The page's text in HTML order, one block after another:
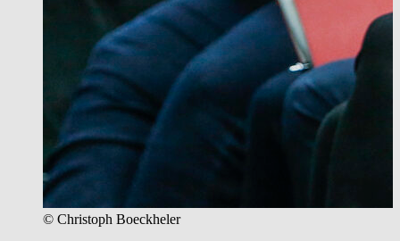
© Christoph Boeckheler